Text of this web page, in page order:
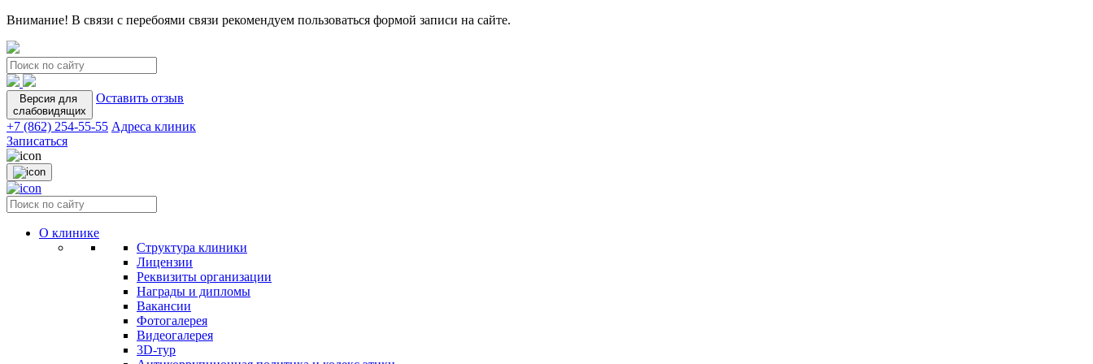
Внимание! В связи с перебоями связи рекомендуем пользоваться формой записи на сайте.
Версия для
слабовидящих
Оставить отзыв
+7 (862) 254-55-55 Адреса клиник
Записаться
О клинике
Структура клиники
Лицензии
Реквизиты организации
Награды и дипломы
Вакансии
Фотогалерея
Видеогалерея
3D-тур